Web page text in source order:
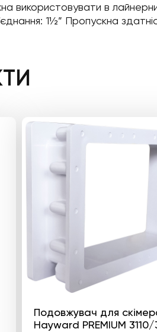
використовувати в
1½” Пропускна
Подовжувач для
Hayward PREMIUM 3110/